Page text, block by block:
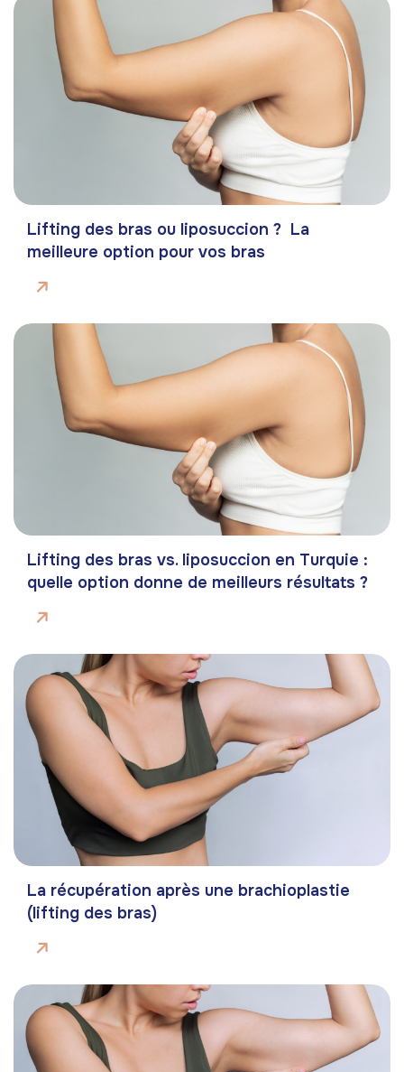
Lifting des bras ou liposuccion ? La
meilleure option pour vos bras
Lifting des bras vs. liposuccion en Turquie :
quelle option donne de meilleurs résultats ?
La récupération après une brachioplastie
(lifting des bras)